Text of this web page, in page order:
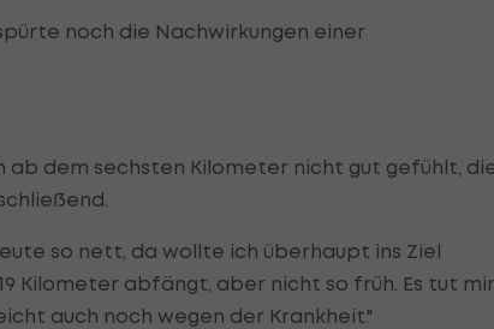
noch die Nachwirkungen einer
ab dem sechsten Kilometer nicht gut gefühlt,
so nett, da wollte ich überhaupt ins Ziel
Kilometer abfängt, aber nicht so früh. Es tut mir
auch noch wegen der Krankheit."